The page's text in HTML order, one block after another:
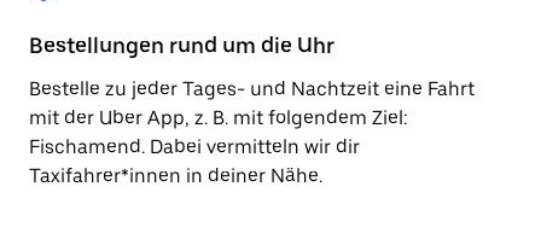
Bestellungen rund um die Uhr
Bestelle zu jeder Tages- und Nachtzeit eine Fahrt
mit der Uber App, z. B. mit folgendem Ziel:
Fischamend. Dabei vermitteln wir dir
Taxifahrer*innen in deiner Nähe.